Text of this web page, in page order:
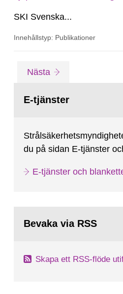
SKI Svenska...
Innehållstyp: Publikationer
Nästa sida
E-tjänster
du på sidan E-tjänster
E-tjänster och
Bevaka via RSS
Skapa ett RSS-flöde